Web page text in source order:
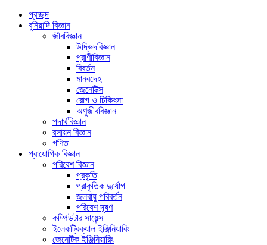
প্রচ্ছদ
বুনিয়াদি বিজ্ঞান
জীববিজ্ঞান
উদ্ভিদবিজ্ঞান
প্রাণীবিজ্ঞান
বিবর্তন
মানবদেহ
জেনেটিক্স
রোগ ও চিকিৎসা
অণুজীববিজ্ঞান
পদার্থবিজ্ঞান
রসায়ন বিজ্ঞান
গণিত
প্রায়োগিক বিজ্ঞান
পরিবেশ বিজ্ঞান
প্রকৃতি
প্রাকৃতিক দুর্যোগ
জলবায়ু পরিবর্তন
পরিবেশ দূষণ
কম্পিউটার সায়েন্স
ইলেকট্রিক্যাল ইঞ্জিনিয়ারিং
জেনেটিক ইঞ্জিনিয়ারিং